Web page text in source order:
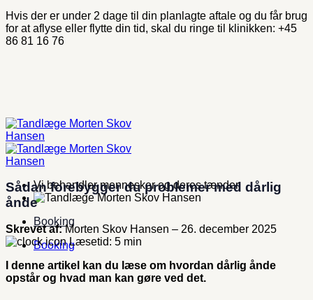
Hvis der er under 2 dage til din planlagte aftale og du får brug
for at aflyse eller​ flytte din tid, skal du ringe til klinikken: +45
86 81 16 76
Vi behandler mennesker og deres tænder
Booking
Booking
Sådan forebygger du problemer med dårlig
ånde
Skrevet af:Morten Skov Hansen – 26. december 2025
Læsetid: 5 min
I denne artikel kan du læse om hvordan dårlig ånde
opstår og hvad man kan gøre ved det.